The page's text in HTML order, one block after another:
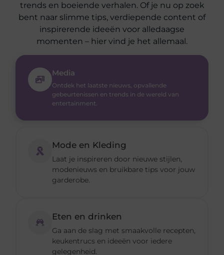
trends en boeiende verhalen. Of je nu op zoek
bent naar slimme tips, verdiepende content of
inspirerende ideeën voor alledaagse
momenten – hier vind je het allemaal.
Media
Ontdek het laatste nieuws, opvallende
gebeurtenissen en trends in de wereld van
entertainment.
Mode en Kleding
Laat je inspireren door nieuwe stijlen,
modenieuws en bruikbare tips voor jouw
garderobe.
Eten en drinken
Ga aan de slag met smaakvolle recepten,
keukentrucs en ideeën voor iedere
gelegenheid.